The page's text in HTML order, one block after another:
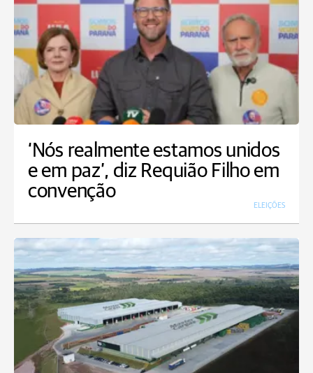
‘Nós realmente estamos unidos
e em paz’, diz Requião Filho em
convenção
ELEIÇÕES